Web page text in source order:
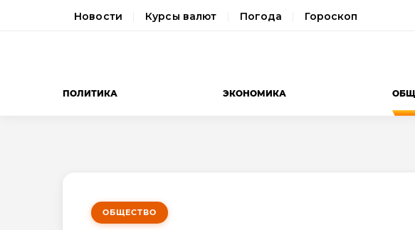
Новости Курсы валют Погода Гороскоп
ПОЛИТИКА ЭКОНОМИКА
ОБЩЕСТВО